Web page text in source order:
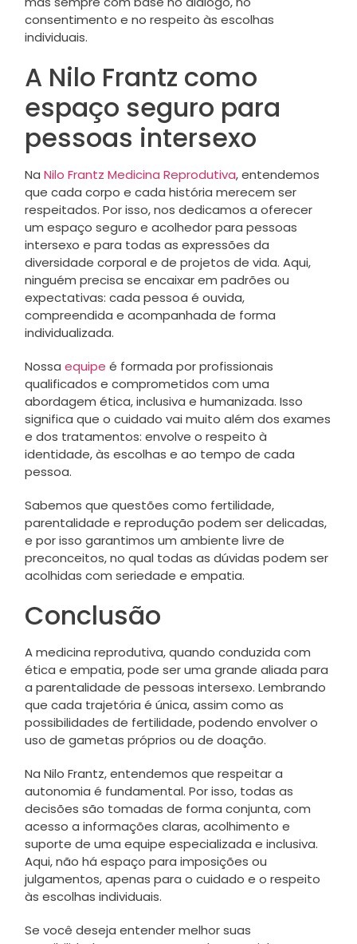
consentimento e no respeito às escolhas
individuais.
A Nilo Frantz como
espaço seguro para
pessoas intersexo
Na Nilo Frantz Medicina Reprodutiva, entendemos
que cada corpo e cada história merecem ser
respeitados. Por isso, nos dedicamos a oferecer
um espaço seguro e acolhedor para pessoas
intersexo e para todas as expressões da
diversidade corporal e de projetos de vida. Aqui,
ninguém precisa se encaixar em padrões ou
expectativas: cada pessoa é ouvida,
compreendida e acompanhada de forma
individualizada.
Nossa equipe é formada por profissionais
qualificados e comprometidos com uma
abordagem ética, inclusiva e humanizada. Isso
significa que o cuidado vai muito além dos exames
e dos tratamentos: envolve o respeito à
identidade, às escolhas e ao tempo de cada
pessoa.
Sabemos que questões como fertilidade,
parentalidade e reprodução podem ser delicadas,
e por isso garantimos um ambiente livre de
preconceitos, no qual todas as dúvidas podem ser
acolhidas com seriedade e empatia.
Conclusão
A medicina reprodutiva, quando conduzida com
ética e empatia, pode ser uma grande aliada para
a parentalidade de pessoas intersexo. Lembrando
que cada trajetória é única, assim como as
possibilidades de fertilidade, podendo envolver o
uso de gametas próprios ou de doação.
Na Nilo Frantz, entendemos que respeitar a
autonomia é fundamental. Por isso, todas as
decisões são tomadas de forma conjunta, com
acesso a informações claras, acolhimento e
suporte de uma equipe especializada e inclusiva.
Aqui, não há espaço para imposições ou
julgamentos, apenas para o cuidado e o respeito
às escolhas individuais.
Se você deseja entender melhor suas